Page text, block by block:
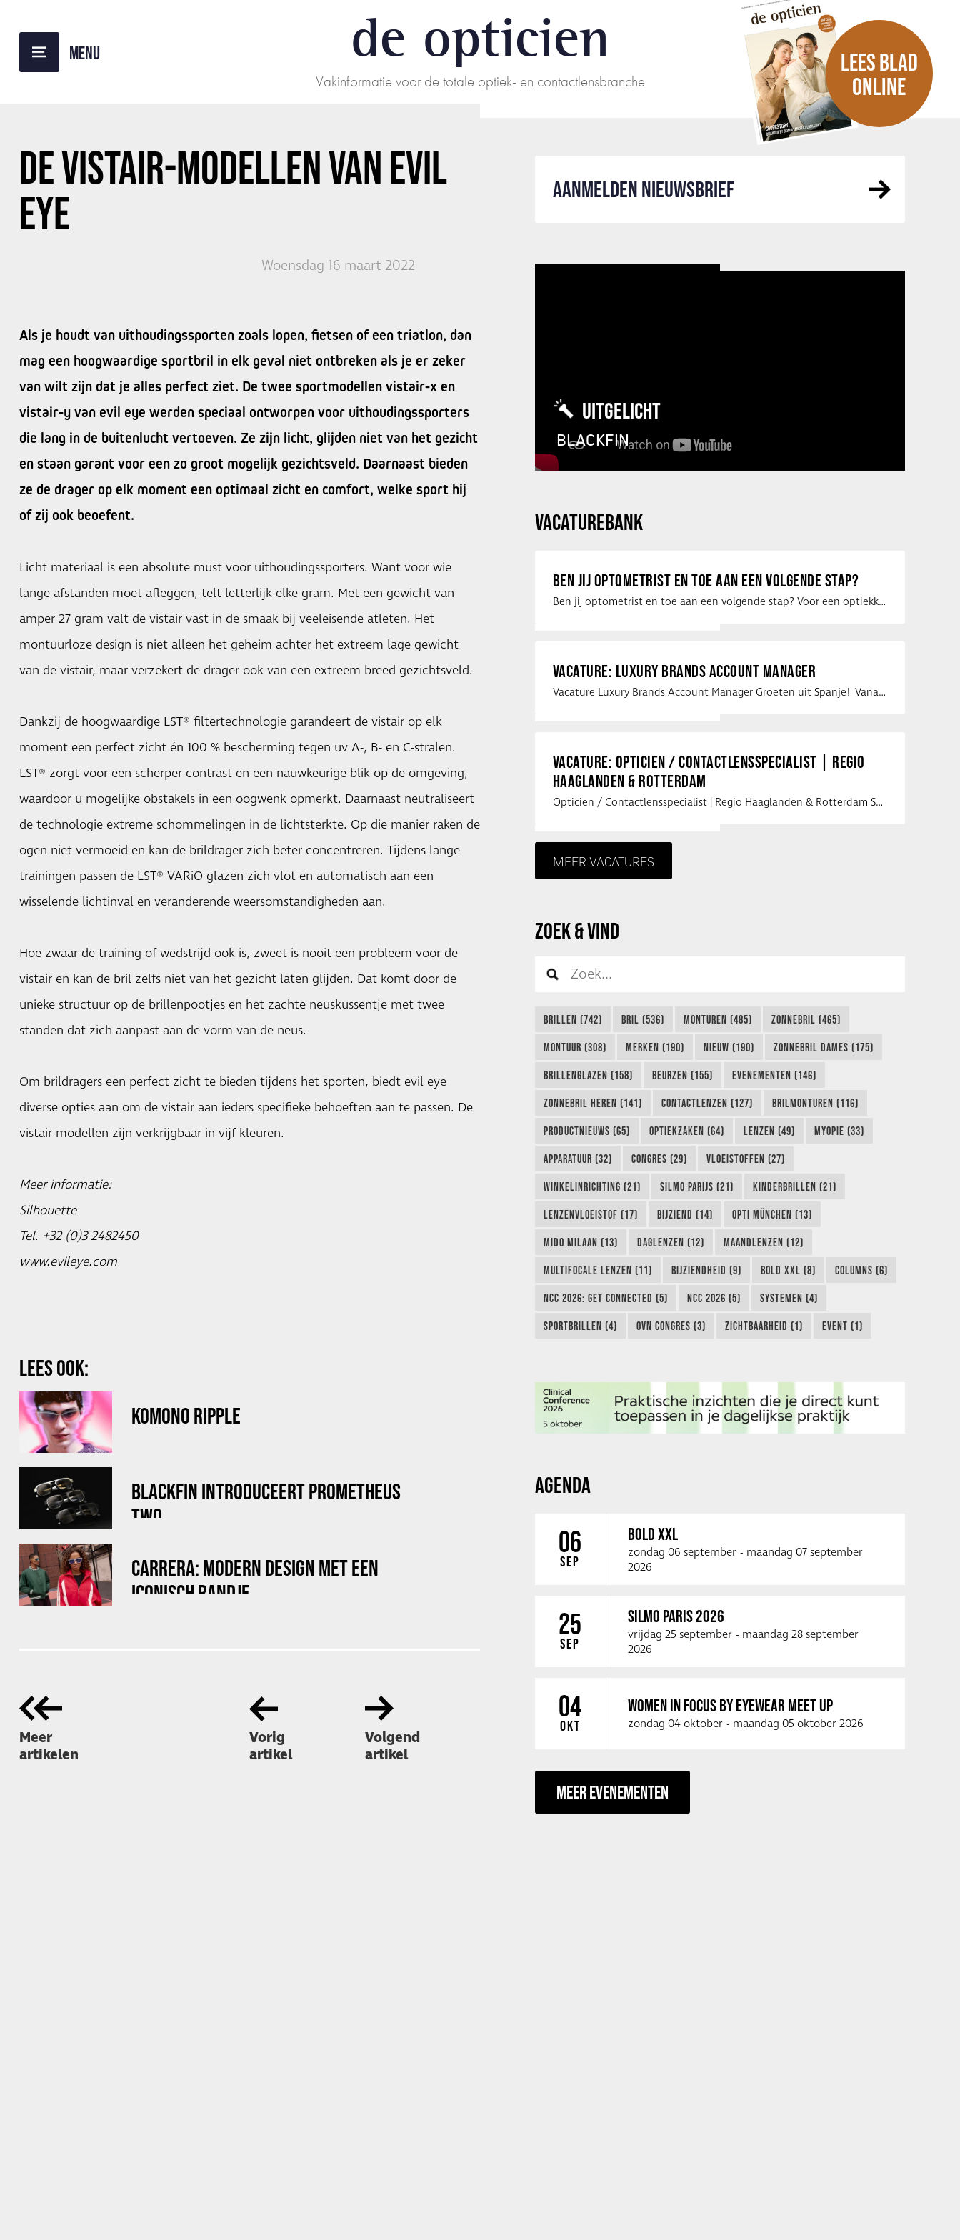
de opticien
Vakinformatie voor de totale optiek- en contactlensbranche
LEES BLAD
ONLINE
DE VISTAIR-MODELLEN VANEVIL
EYE
Woensdag 16 maart 2022
Als je houdt van uithoudingssporten zoals lopen, fietsen of een triatlon, dan
mag een hoogwaardige sportbril in elk geval niet ontbreken als je er zeker
van wilt zijn dat je alles perfect ziet. De twee sportmodellen vistair-x en
vistair-y van evil eye werden speciaal ontworpen voor uithoudingssporters
die lang in de buitenlucht vertoeven. Ze zijn licht, glijden niet van het gezicht
en staan garant voor een zo groot mogelijk gezichtsveld. Daarnaast bieden
ze de drager op elk moment een optimaal zicht en comfort, welke sport hij
of zij ook beoefent.
Licht materiaal is een absolute must voor uithoudingssporters. Want voor wie
lange afstanden moet afleggen, telt letterlijk elke gram. Met een gewicht van
amper 27 gram valt de vistair vast in de smaak bij veeleisende atleten. Het
montuurloze design is niet alleen het geheim achter het extreem lage gewicht
van de vistair, maar verzekert de drager ook van een extreem breed gezichtsveld.
Dankzij de hoogwaardige LST® filtertechnologie garandeert de vistair op elk
moment een perfect zicht én 100 % bescherming tegen uv A-, B- en C-stralen.
LST® zorgt voor een scherper contrast en een nauwkeurige blik op de omgeving,
waardoor u mogelijke obstakels in een oogwenk opmerkt. Daarnaast neutraliseert
de technologie extreme schommelingen in de lichtsterkte. Op die manier raken de
ogen niet vermoeid en kan de brildrager zich beter concentreren. Tijdens lange
trainingen passen de LST® VARiO glazen zich vlot en automatisch aan een
wisselende lichtinval en veranderende weersomstandigheden aan.
Hoe zwaar de training of wedstrijd ook is, zweet is nooit een probleem voor de
vistair en kan de bril zelfs niet van het gezicht laten glijden. Dat komt door de
unieke structuur op de brillenpootjes en het zachte neuskussentje met twee
standen dat zich aanpast aan de vorm van de neus.
Om brildragers een perfect zicht te bieden tijdens het sporten, biedt evil eye
diverse opties aan om de vistair aan ieders specifieke behoeften aan te passen. De
vistair-modellen zijn verkrijgbaar in vijf kleuren.
Meer informatie:
Silhouette
Tel. +32 (0)3 2482450
www.evileye.com
LEES OOK:
KOMONO RIPPLE
BLACKFIN INTRODUCEERT PROMETHEUS
TWO
CARRERA: MODERN DESIGN MET EEN
ICONISCH RANDJE
Meer
artikelen
Vorig
artikel
Volgend
artikel
AANMELDEN NIEUWSBRIEF
UITGELICHT
BLACKFIN
VACATUREBANK
BEN JIJ OPTOMETRIST EN TOE AAN EEN VOLGENDE STAP?
Ben jij optometrist en toe aan een volgende stap? Voor een optiekketen is Eye …
VACATURE: LUXURY BRANDS ACCOUNT MANAGER
Vacature Luxury Brands Account Manager Groeten uit Spanje! Vanaf mijn …
VACATURE: OPTICIEN / CONTACTLENSSPECIALIST | REGIO
HAAGLANDEN & ROTTERDAM
Opticien / Contactlensspecialist | Regio Haaglanden & Rotterdam Saludos uit …
MEER VACATURES
ZOEK & VIND
BRILLEN (742) BRIL (536) MONTUREN (485) ZONNEBRIL (465)
MONTUUR (308) MERKEN (190) NIEUW (190) ZONNEBRIL DAMES (175)
BRILLENGLAZEN (158) BEURZEN (155) EVENEMENTEN (146)
ZONNEBRIL HEREN (141) CONTACTLENZEN (127) BRILMONTUREN (116)
PRODUCTNIEUWS (65) OPTIEKZAKEN (64) LENZEN (49) MYOPIE (33)
APPARATUUR (32) CONGRES (29) VLOEISTOFFEN (27)
WINKELINRICHTING (21) SILMO PARIJS (21) KINDERBRILLEN (21)
LENZENVLOEISTOF (17) BIJZIEND (14) OPTI MÜNCHEN (13)
MIDO MILAAN (13) DAGLENZEN (12) MAANDLENZEN (12)
MULTIFOCALE LENZEN (11) BIJZIENDHEID (9) BOLD XXL (8) COLUMNS (6)
NCC 2026: GET CONNECTED (5) NCC 2026 (5) SYSTEMEN (4)
SPORTBRILLEN (4) OVN CONGRES (3) ZICHTBAARHEID (1) EVENT (1)
AGENDA
06
SEP
BOLD XXL
zondag 06 september - maandag 07 september
2026
25
SEP
SILMO PARIS 2026
vrijdag 25 september - maandag 28 september
2026
04
OKT
WOMEN IN FOCUS BY EYEWEAR MEET UP
zondag 04 oktober - maandag 05 oktober 2026
MEER EVENEMENTEN